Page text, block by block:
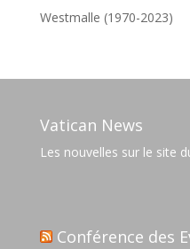
Westmalle (1970-2023)
Vatican News
Les nouvelles sur le site
Conférence des